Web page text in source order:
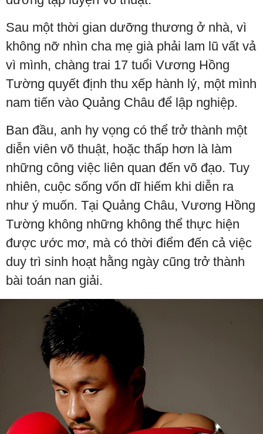
Sau một thời gian dưỡng thương ở nhà, vì
không nỡ nhìn cha mẹ già phải lam lũ vất vả
vì mình, chàng trai 17 tuổi Vương Hồng
Tường quyết định thu xếp hành lý, một mình
nam tiến vào Quảng Châu để lập nghiệp.
Ban đầu, anh hy vọng có thể trở thành một
diễn viên võ thuật, hoặc thấp hơn là làm
những công việc liên quan đến võ đạo. Tuy
nhiên, cuộc sống vốn dĩ hiếm khi diễn ra
như ý muốn. Tại Quảng Châu, Vương Hồng
Tường không những không thể thực hiện
được ước mơ, mà có thời điểm đến cả việc
duy trì sinh hoạt hằng ngày cũng trở thành
bài toán nan giải.